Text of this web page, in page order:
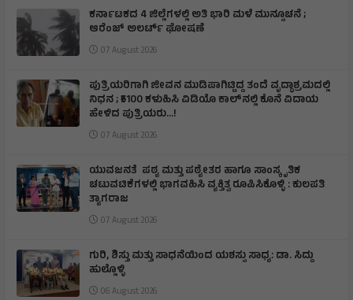
ಕರ್ನಾಟಕದ 4 ಜಿಲ್ಲೆಗಳಲ್ಲಿ ಅತಿ ಭಾರಿ ಮಳೆ ಮುನ್ಸೂಚನೆ ;
ಆರೆಂಜ್‌ ಅಲರ್ಟ್‌ ಘೋಷಣೆ
07 August 2026
ಪುತ್ರಿಯರಿಗಾಗಿ ಜೀವನ ಮುಡಿಪಾಗಿಟ್ಟಿದ್ದ ತಂದೆ ವೃದ್ಧಾಶ್ರಮದಲ್ಲಿ
ನಿಧನ ; ₹5100 ಕಳುಹಿಸಿ ವಿಡಿಯೊ ಕಾಲ್‌ನಲ್ಲಿ ಕೊನೆ ವಿದಾಯ
ಹೇಳಿದ ಪುತ್ರಿಯರು...!
07 August 2026
ಯುವಜನತೆ ಪಠ್ಯ ಮತ್ತು ಪಠ್ಯೇತರ ಹಾಗೂ ಸಾಂಸ್ಕೃತಿಕ
ಚಟುವಟಿಕೆಗಳಲ್ಲಿ ಭಾಗವಹಿಸಿ ವ್ಯಕ್ತಿತ್ವ ರೂಪಿಸಿಕೊಳ್ಳಿ : ಕುಲಪತಿ
ತ್ಯಾಗರಾಜ
07 August 2026
ಗುರಿ, ಶಿಸ್ತು ಮತ್ತು ಸಾಧನೆಯಿಂದ ಯಶಸ್ಸು ಸಾಧ್ಯ: ಡಾ. ಸಿದ್ದು
ಹುಲ್ಲೊಳ್ಳಿ
06 August 2026